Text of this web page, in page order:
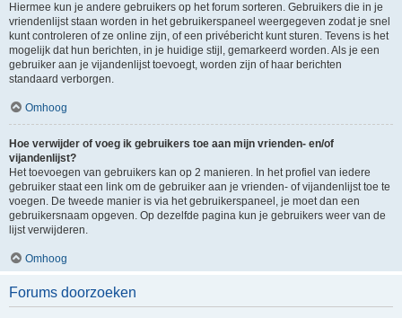
Hiermee kun je andere gebruikers op het forum sorteren. Gebruikers die in je
vriendenlijst staan worden in het gebruikerspaneel weergegeven zodat je snel
kunt controleren of ze online zijn, of een privébericht kunt sturen. Tevens is het
mogelijk dat hun berichten, in je huidige stijl, gemarkeerd worden. Als je een
gebruiker aan je vijandenlijst toevoegt, worden zijn of haar berichten
standaard verborgen.
Omhoog
Hoe verwijder of voeg ik gebruikers toe aan mijn vrienden- en/of
vijandenlijst?
Het toevoegen van gebruikers kan op 2 manieren. In het profiel van iedere
gebruiker staat een link om de gebruiker aan je vrienden- of vijandenlijst toe te
voegen. De tweede manier is via het gebruikerspaneel, je moet dan een
gebruikersnaam opgeven. Op dezelfde pagina kun je gebruikers weer van de
lijst verwijderen.
Omhoog
Forums doorzoeken